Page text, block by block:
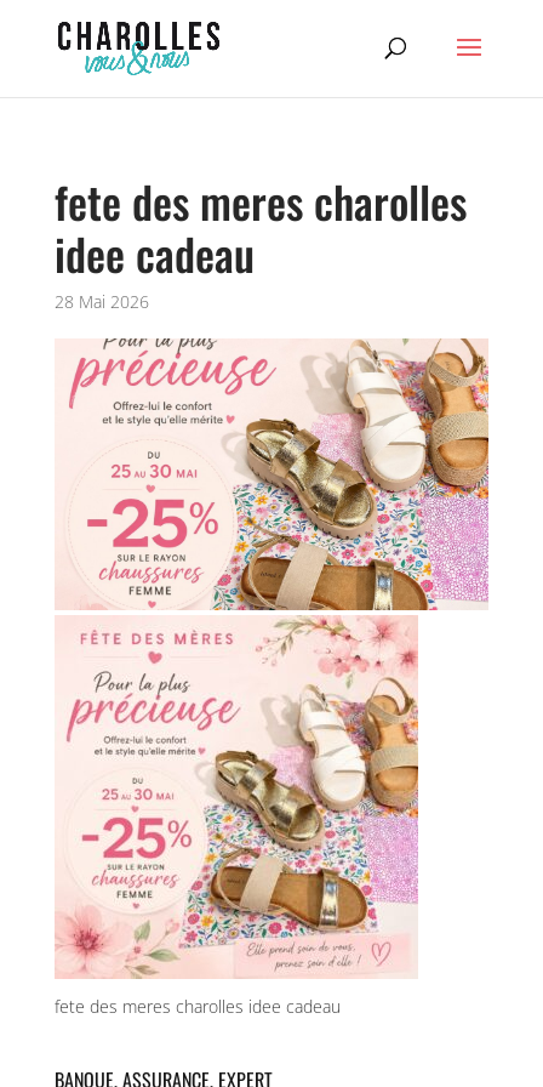
fete des meres charolles
idee cadeau
28 Mai 2026
fete des meres charolles idee cadeau
BANQUE, ASSURANCE, EXPERT